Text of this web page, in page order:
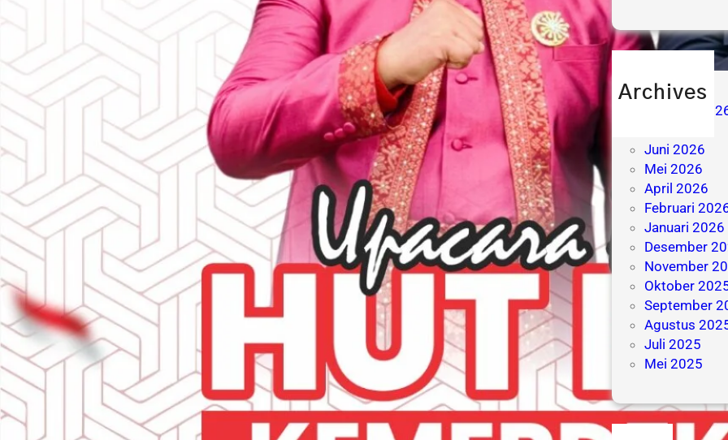
Archives
Agustus
Juni 2026
Mei 2026
April 2026
Februari
Januari 2026
Desember
November
Oktober
September
Agustus
Juli 2025
Mei 2025